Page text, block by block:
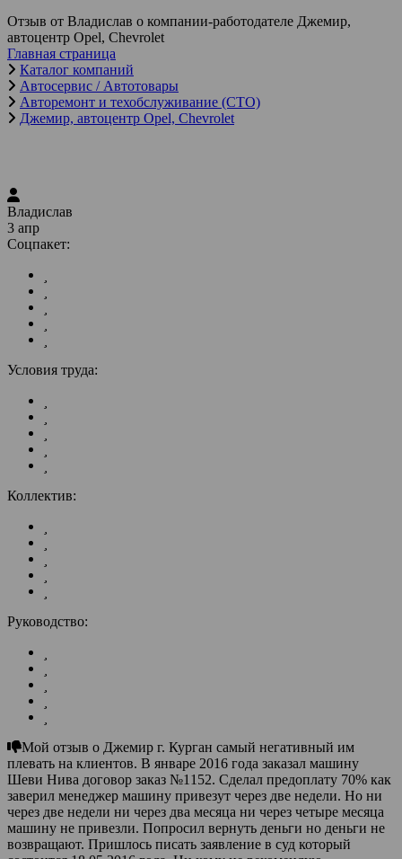
Отзыв от Владислав о компании-работодателе Джемир,
автоцентр Opel, Chevrolet
Главная страница
Каталог компаний
Автосервис / Автотовары
Авторемонт и техобслуживание (СТО)
Джемир, автоцентр Opel, Chevrolet
Владислав
3 апр
Соцпакет:
Условия труда:
Коллектив:
Руководство:
Мой отзыв о Джемир г. Курган самый негативный им
плевать на клиентов. В январе 2016 года заказал машину
Шеви Нива договор заказ №1152. Сделал предоплату 70% как
заверил менеджер машину привезут через две недели. Но ни
через две недели ни через два месяца ни через четыре месяца
машину не привезли. Попросил вернуть деньги но деньги не
возвращают. Пришлось писать заявление в суд который